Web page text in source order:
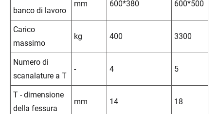
banco di lavoro
mm 600*380 600*500
Carico
massimo
kg 400 3300
Numero di
scanalature a T
- 4 5
T - dimensione
della fessura
mm 14 18